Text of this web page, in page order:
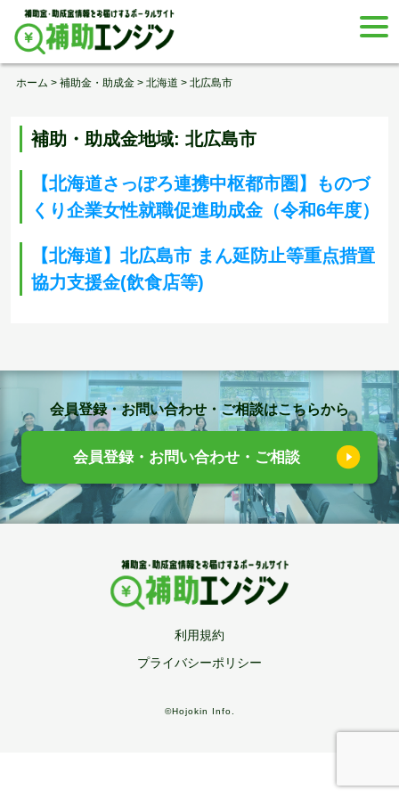
Skip
content
ホーム > 補助金・助成金 > 北海道 > 北広島市
補助・助成金地域: 北広島市
【北海道さっぽろ連携中枢都市圏】ものづ
くり企業女性就職促進助成金（令和6年度）
【北海道】北広島市 まん延防止等重点措置
協力支援金(飲食店等)
会員登録・お問い合わせ・ご相談はこちらから
会員登録・お問い合わせ・ご相談
利用規約
プライバシーポリシー
©Hojokin Info.